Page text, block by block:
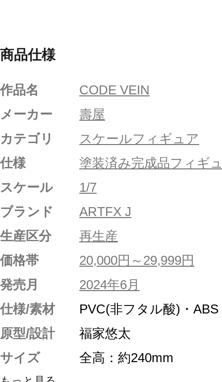
商品仕様
作品名
CODE VEIN
メーカー
壽屋
カテゴリ
スケールフィギュア
仕様
塗装済み完成品フィギ
スケール
1/7
ブランド
ARTFX J
生産区分
再生産
価格帯
20,000円～29,999円
発売月
2024年6月
仕様/素材
PVC(非フタル酸)・ABS
原型/設計
福家悠太
サイズ
全高：約240mm